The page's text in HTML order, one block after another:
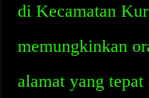
di Kecamatan
memungkinkan
alamat yang